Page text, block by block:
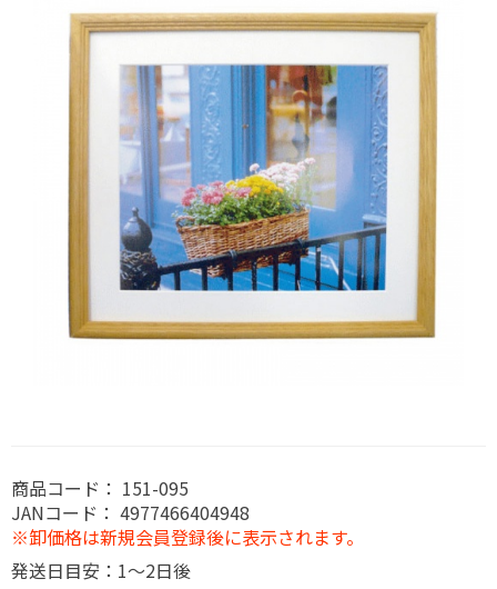
商品コード： 151-095
JANコード： 4977466404948
※卸価格は新規会員登録後に表示されます。
発送日目安：1～2日後